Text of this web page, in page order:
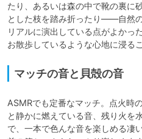
たり、あるいは森の中で靴の裏に
とした枝を踏み折ったり――自然
リアルに演出している点がよかっ
お散歩しているような心地に浸る
マッチの音と貝殻の音
ASMRでも定番なマッチ。点火時
と静かに燃えている音、残り火を
で、一本で色んな音を楽しめる凄